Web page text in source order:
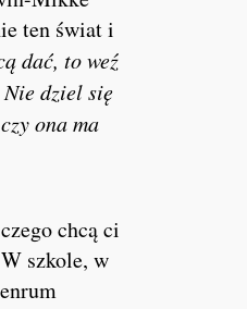
ten świat i
dać, to weź
dziel się
ona ma
chcą ci
szkole, w